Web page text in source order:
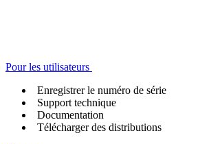
Pour les utilisateurs
Enregistrer le numéro de série
Support technique
Documentation
Télécharger des distributions